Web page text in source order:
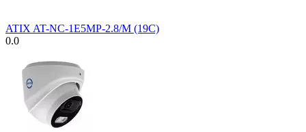
ATIX AT-NC-1E5MP-2.8/M (19C)
0.0